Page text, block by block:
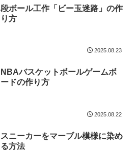
段ボール工作「ビー玉迷路」の作
り方
2025.08.23
NBAバスケットボールゲームボ
ードの作り方
2025.08.22
スニーカーをマーブル模様に染め
る方法